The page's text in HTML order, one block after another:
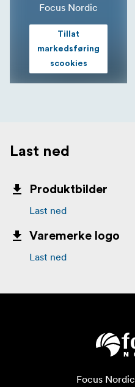
Focus Nordic
Tillat
markedsføring
scookies
Last ned
Produktbilder
Last ned
Varemerke logo
Last ned
Focus Nordic